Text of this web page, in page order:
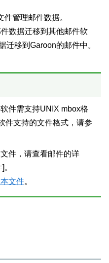
管理邮件数据。
数据迁移到其他邮件软
迁移到Garoon的邮件中。
件需支持UNIX mbox格
件支持的文件格式，请参
件，请查看邮件的详
文件。